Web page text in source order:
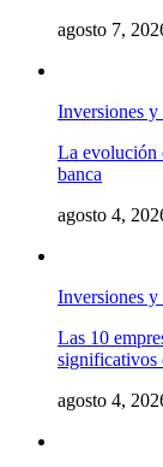
agosto 7,
Inversiones y
La evolución
banca
agosto 4,
Inversiones y
Las 10
significativos
agosto 4,